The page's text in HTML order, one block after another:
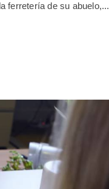
ferretería de su abuelo,...